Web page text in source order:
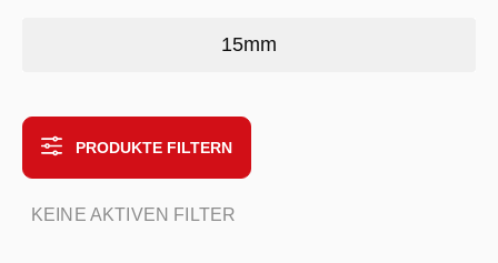
15mm
PRODUKTE FILTERN
KEINE AKTIVEN FILTER